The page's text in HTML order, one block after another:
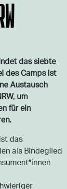
das siebte
des Camps ist
Austausch
um
für ein
das
als Bindeglied